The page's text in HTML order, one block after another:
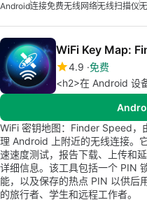
Android连接免费无线网络无线扫描仪
WiFi Key Map:
4.9 免费
<h2>在 Android 设
WiFi 密钥地图：Finder Speed
理 Android 上附近的无线连接。
速速度测试，报告下载、上传和
详细信息。该工具包括一个 PIN
能，以及保存的热点 PIN 以供后
的旅行者、学生和远程工作者。